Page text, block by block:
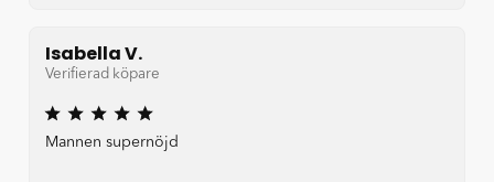
Isabella V.
Verifierad köpare
Mannen supernöjd